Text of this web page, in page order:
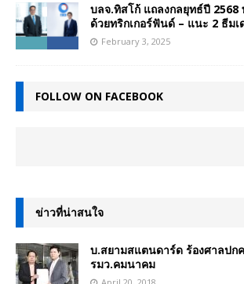
บลจ.ทิสโก้ แถลงกลยุทธ์ปี 2568
ด้วยทริกเกอร์ฟันด์ – แนะ 2 ธีม
February 3, 2025
FOLLOW ON FACEBOOK
ข่าวที่น่าสนใจ
บ.สยามสแตนดาร์ด ร้องศาลปก
รมว.คมนาคม